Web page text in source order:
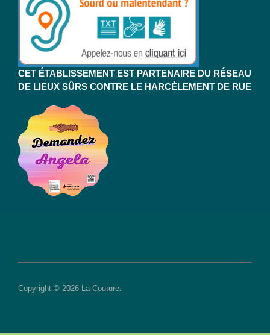
CET ÉTABLISSEMENT EST PARTENAIRE DU RÉSEAU
DE LIEUX SÛRS CONTRE LE HARCÈLEMENT DE RUE
Copyright © 2026 La Couture.